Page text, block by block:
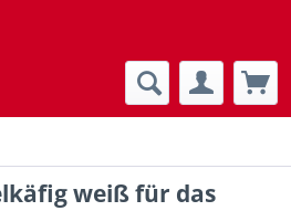
weiß für das